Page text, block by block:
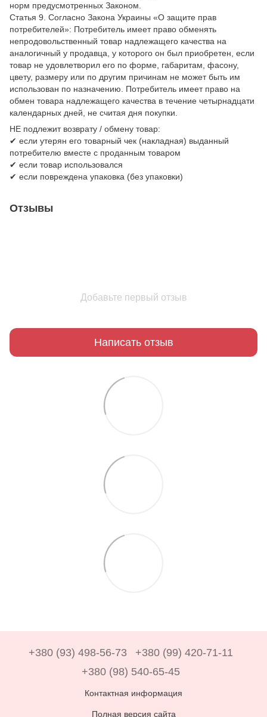
норм предусмотренных Законом.
Статья 9. Согласно Закона Украины «О защите прав
потребителей»: Потребитель имеет право обменять
непродовольственный товар надлежащего качества на
аналогичный у продавца, у которого он был приобретен, если
товар не удовлетворил его по форме, габаритам, фасону,
цвету, размеру или по другим причинам не может быть им
использован по назначению. Потребитель имеет право на
обмен товара надлежащего качества в течение четырнадцати
календарных дней, не считая дня покупки.
НЕ подлежит возврату / обмену товар:
✔ если утерян его товарный чек (накладная) выданный
потребителю вместе с проданным товаром
✔ если товар использовался
✔ если повреждена упаковка (без упаковки)
Отзывы
Добавьте первый отзыв
Написать отзыв
+380 (93) 498-56-73
+380 (99) 420-71-11
+380 (98) 540-65-45
Контактная информация
Полная версия сайта